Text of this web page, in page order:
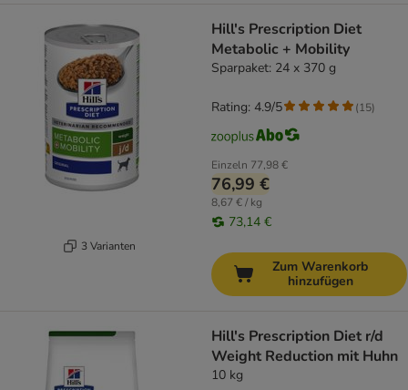
3 Varianten
Hill's Prescription Diet
Metabolic + Mobility
Sparpaket: 24 x 370 g
Einzeln 77,98 €
76,99 €
8,67 € / kg
73,14 €
Rating: 4.9/5 (15)
Zum Warenkorb
hinzufügen
Hill's Prescription Diet r/d
Weight Reduction mit Huhn
10 kg